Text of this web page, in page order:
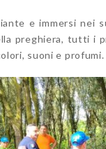
e immersi
preghiera, tutti
suoni e profumi.